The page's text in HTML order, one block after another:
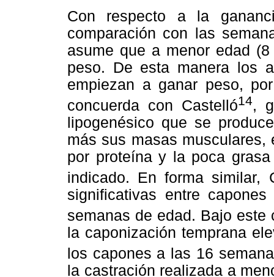
Con respecto a la
comparación con las
asume que a menor edad
peso. De esta manera los
empiezan a ganar peso,
concuerda con Castelló14,
lipogenésico que se
más sus masas
por proteína y la poca
indicado. En forma similar,
significativas entre
semanas de edad. Bajo este
la caponización temprana
los capones a las 16
la castración realizada a